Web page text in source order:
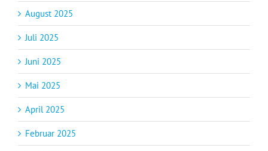
August 2025
Juli 2025
Juni 2025
Mai 2025
April 2025
Februar 2025